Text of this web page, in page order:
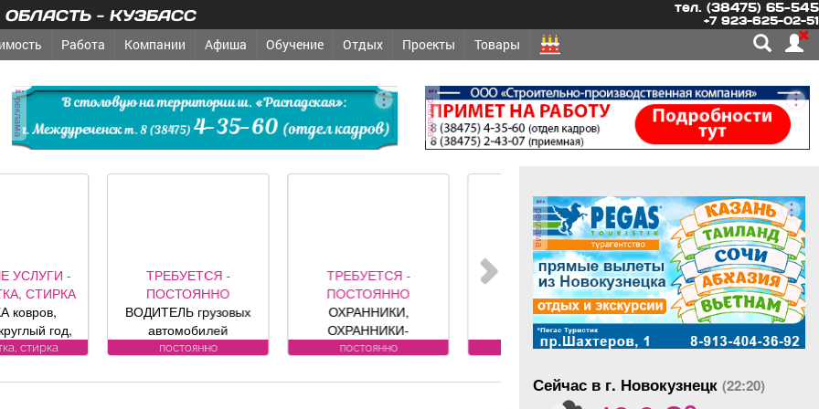
- КУЗБАСС тел. (38475) 65-545
+7 923-625-02-51
Работа Компании Афиша Обучение Отдых Проекты Товары
реклама реклама
ТРЕБУЕТСЯ -
ПОСТОЯННО
грузовых
автомобилей
Требования к
Подробности по
постоянно
ТРЕБУЕТСЯ -
ПОСТОЯННО
ОХРАННИКИ,
ОХРАННИКИ-
ВОДИТЕЛИ Требования
Условия:
постоянно
ТРЕБУЕТСЯ -
ПОСТОЯННО
ГОРНИЧНАЯ
Требования к
кандидату: без опыта
-Влажная и сухая
постоянно
реклама
Сейчас в г. Новокузнецк (22:20)